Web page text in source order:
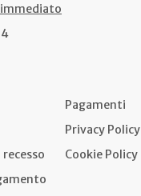
Pagamenti
Privacy Policy
Cookie Policy